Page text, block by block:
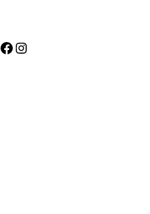
Facebook
Instagram